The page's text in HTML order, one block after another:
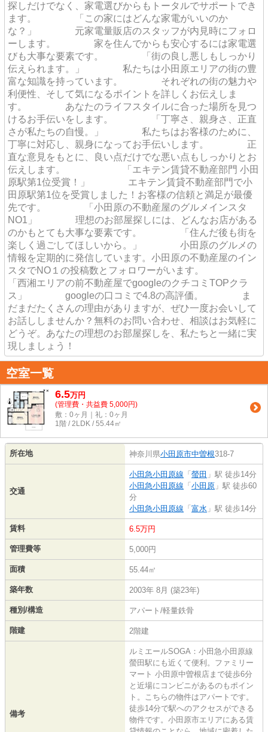
探しだけでなく、家電選びからもトータルでサポートでき
ます。 「この家にはどんな家電がいいのか
な？」 元家電量販店のスタッフが内見時にフォロ
ーします。 家を住んでからも安心するには家電選
びも大事な要素です。 「街の良し悪しもしっかり
伝えられます。」 私たちは小田原エリアの街の豊
富な知識を持っています。 それぞれの街の魅力や
利便性、そして気になるポイントを詳しくお伝えしま
す。 あなたのライフスタイルに合った場所を見つ
けるお手伝いをします。 「丁寧さ、親身さ、正直
さが私たちの自慢。」 私たちはお客様のために、
丁寧に対応し、親身になってお手伝いします。 正
直な意見をもとに、良い点だけでな悪い点もしっかりとお
伝えします。 「エキテン賃貸不動産部門 小田
原駅第1位受賞！」 エキテン賃貸不動産部門で小
田原駅第1位を受賞しました！お客様の信頼と満足が最優
先です。 「小田原の不動産屋のグルメインスタ
NO1」 理想のお部屋探しには、どんなお店がある
のかもとても大事な要素です。 「住んだ後も街を
楽しく過ごしてほしいから。」 小田原のグルメの
情報を定期的に発信しています。小田原の不動産屋のイン
スタでNO１の投稿数とフォロワーがいます。
「西湘エリアの前不動産屋でgoogleのクチコミTOPクラ
ス」 googleの口コミで4.8の高評価。 ま
だまだたくさんの理由がありますが、ぜひ一度お会いして
お話ししませんか？無料のお問い合わせ、相談はお気軽に
どうぞ。あなたの理想のお部屋探しを、私たちと一緒に実
現しましょう！
空室一覧
6.5万円
(管理費・共益費 5,000円)
敷：0ヶ月｜礼：0ヶ月
1階 / 2LDK / 55.44㎡
所在地 神奈川県小田原市中曽根318-7
交通
小田急小田原線 「 螢田 」駅 徒歩14分
小田急小田原線 「 小田原 」駅 徒歩60
分
小田急小田原線 「 富水 」駅 徒歩14分
賃料 6.5万円
管理費等 5,000円
面積 55.44㎡
築年数 2003年 8月 (築23年)
種別/構造 アパート/軽量鉄骨
階建 2階建
備考
ルミエールSOGA：小田急小田原線
螢田駅にも近くて便利。ファミリー
マート 小田原中曽根店まで徒歩6分
と近場にコンビニがあるのもポイン
ト。こちらの物件はアパートです。
徒歩14分で駅へのアクセスができる
物件です。小田原市エリアにある賃